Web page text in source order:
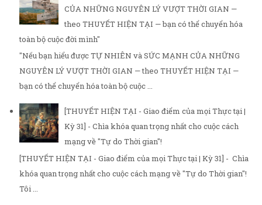
CỦA NHỮNG NGUYÊN LÝ VƯỢT THỜI GIAN —
theo THUYẾT HIỆN TẠI — bạn có thể chuyển hóa
toàn bộ cuộc đời mình"
"Nếu bạn hiểu được TỰ NHIÊN và SỨC MẠNH CỦA NHỮNG
NGUYÊN LÝ VƯỢT THỜI GIAN — theo THUYẾT HIỆN TẠI —
bạn có thể chuyển hóa toàn bộ cuộc ...
[THUYẾT HIỆN TẠI - Giao điểm của mọi Thực tại |
Kỳ 31] - Chìa khóa quan trọng nhất cho cuộc cách
mạng về "Tự do Thời gian"!
[THUYẾT HIỆN TẠI - Giao điểm của mọi Thực tại | Kỳ 31] - Chìa
khóa quan trọng nhất cho cuộc cách mạng về "Tự do Thời gian"!
Tôi ...